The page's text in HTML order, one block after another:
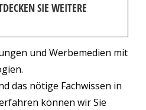
SIE WEITERE
und Werbemedien mit
das nötige Fachwissen in
können wir Sie